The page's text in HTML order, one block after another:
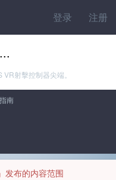
登录 注册
射擊控制器尖端。
南
发布的内容范围